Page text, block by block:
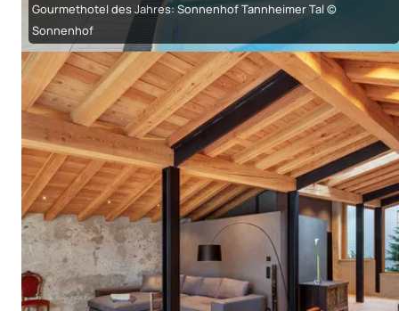
Gourmethotel des Jahres: Sonnenhof Tannheimer Tal ©
Sonnenhof